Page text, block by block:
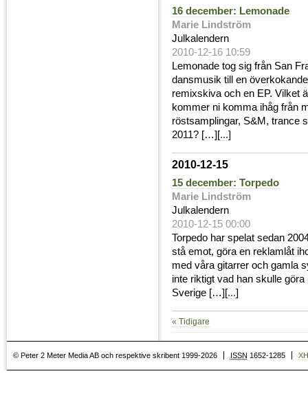
16 december: Lemonade
Marie Lindström
Julkalendern
2010-12-16 10:59
Lemonade tog sig från San
dansmusik till en
remixskiva och en EP. Vilket
kommer ni komma ihåg från
röstsamplingar, S&M, trance
2011? […][...]
2010-12-15
15 december: Torpedo
Marie Lindström
Julkalendern
2010-12-15 00:00
Torpedo har spelat sedan
stå emot, göra en reklamlåt
med våra gitarrer och gamla
inte riktigt vad han skulle
Sverige […][...]
« Tidigare
© Peter 2 Meter Media AB och respektive skribent 1999-2026 ISSN 1652-1285